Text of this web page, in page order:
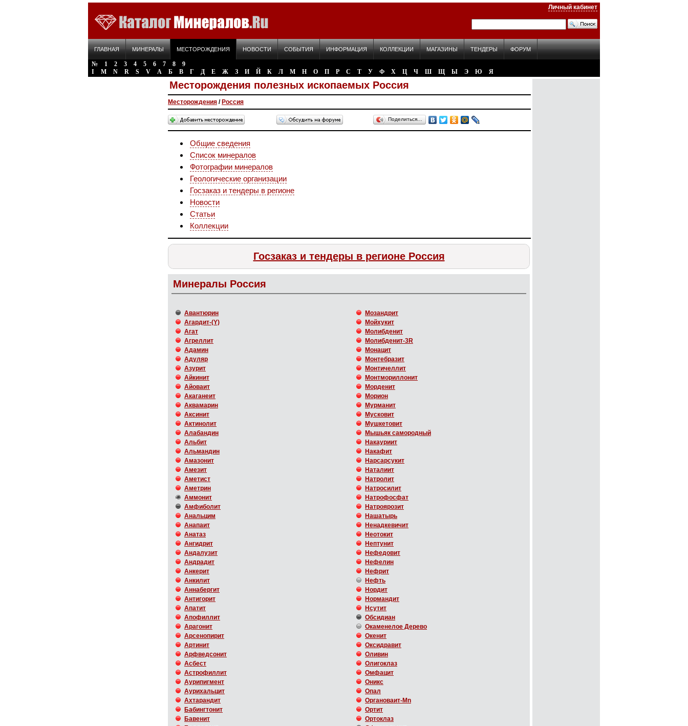
Личный кабинет
ГЛАВНАЯ МИНЕРАЛЫ МЕСТОРОЖДЕНИЯ НОВОСТИ СОБЫТИЯ ИНФОРМАЦИЯ КОЛЛЕКЦИИ МАГАЗИНЫ ТЕНДЕРЫ ФОРУМ
№ 1 2 3 4 5 6 7 8
9
I
M N R S V А Б В Г Д Е Ж З И Й К Л М Н О П Р С Т У Ф Х Ц Ч Ш Щ Ы Э Ю Я
Месторождения полезных ископаемых Россия
Месторождения / Россия
Поделиться…
Общие сведения
Список минералов
Фотографии минералов
Геологические организации
Госзаказ и тендеры в регионе
Новости
Статьи
Коллекции
Госзаказ и тендеры в регионе Россия
Минералы Россия
Авантюрин
Агардит-(Y)
Агат
Агреллит
Адамин
Адуляр
Азурит
Айкинит
Айоваит
Акаганеит
Аквамарин
Аксинит
Актинолит
Алабандин
Альбит
Альмандин
Амазонит
Амезит
Аметист
Аметрин
Аммонит
Амфиболит
Анальцим
Анапаит
Анатаз
Ангидрит
Андалузит
Андрадит
Анкерит
Анкилит
Аннабергит
Антигорит
Апатит
Апофиллит
Арагонит
Арсенопирит
Артинит
Арфведсонит
Асбест
Астрофиллит
Аурипигмент
Аурихальцит
Ахтарандит
Бабингтонит
Бавенит
Мозандрит
Мойхукит
Молибденит
Молибденит-3R
Монацит
Монтебразит
Монтичеллит
Монтмориллонит
Морденит
Морион
Мурманит
Мусковит
Мушкетовит
Мышьяк самородный
Накауриит
Накафит
Нарсарсукит
Наталиит
Натролит
Натросилит
Натрофосфат
Натроярозит
Нашатырь
Ненадкевичит
Неотокит
Нептунит
Нефедовит
Нефелин
Нефрит
Нефть
Нордит
Нормандит
Нсутит
Обсидиан
Окаменелое Дерево
Окенит
Оксидравит
Оливин
Олигоклаз
Омфацит
Оникс
Опал
Органоваит-Mn
Ортит
Ортоклаз